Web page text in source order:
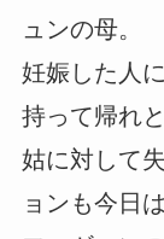
ュンの母。
妊娠した人
持って帰れ
姑に対して
ョンも今日